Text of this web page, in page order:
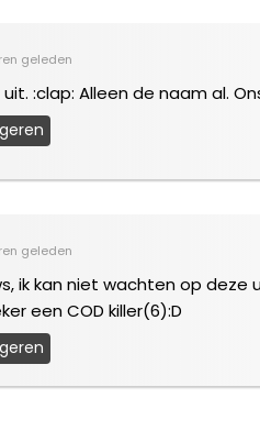
geleden
:clap: Alleen de naam al.
geleden
ik kan niet wachten op
een COD killer(6):D